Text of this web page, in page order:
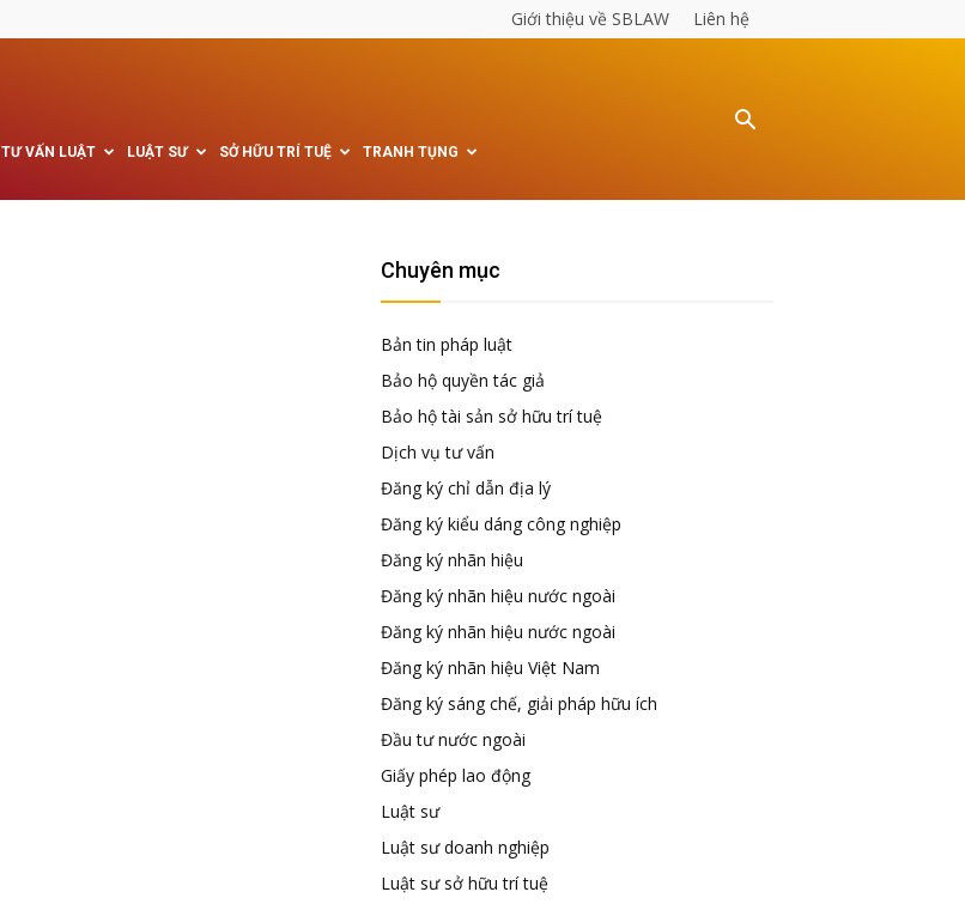
Giới thiệu về SBLAW Liên hệ
TƯ VẤN LUẬT LUẬT SƯ SỞ HỮU TRÍ TUỆ TRANH TỤNG
Chuyên mục
Bản tin pháp luật
Bảo hộ quyền tác giả
Bảo hộ tài sản sở hữu trí tuệ
Dịch vụ tư vấn
Đăng ký chỉ dẫn địa lý
Đăng ký kiểu dáng công nghiệp
Đăng ký nhãn hiệu
Đăng ký nhãn hiệu nước ngoài
Đăng ký nhãn hiệu nước ngoài
Đăng ký nhãn hiệu Việt Nam
Đăng ký sáng chế, giải pháp hữu ích
Đầu tư nước ngoài
Giấy phép lao động
Luật sư
Luật sư doanh nghiệp
Luật sư sở hữu trí tuệ